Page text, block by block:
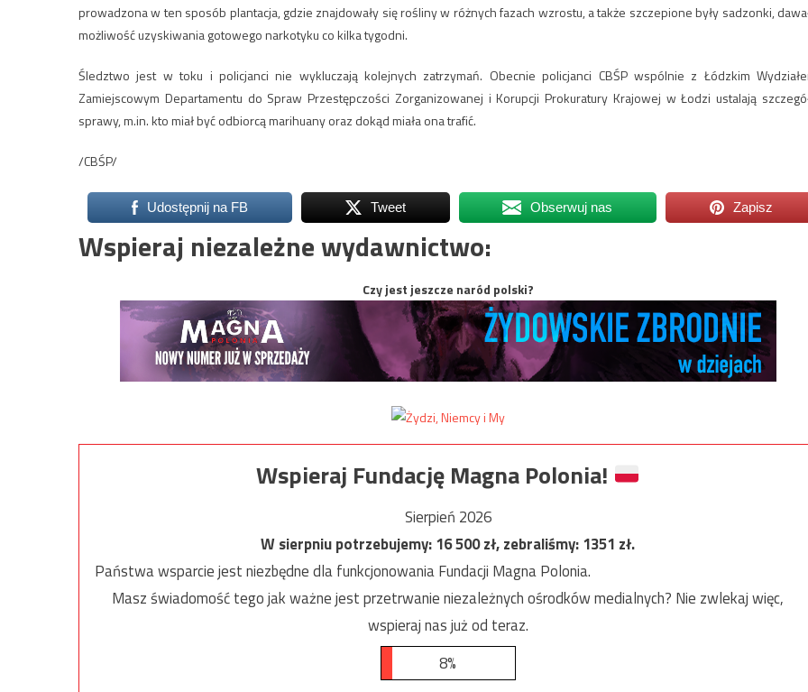
prowadzona w ten sposób plantacja, gdzie znajdowały się rośliny w różnych fazach wzrostu, a także szczepione były sadzonki,
możliwość uzyskiwania gotowego narkotyku co kilka tygodni.
Śledztwo jest w toku i policjanci nie wykluczają kolejnych zatrzymań. Obecnie policjanci CBŚP wspólnie z Łódzkim
Zamiejscowym Departamentu do Spraw Przestępczości Zorganizowanej i Korupcji Prokuratury Krajowej w Łodzi ustalają
sprawy, m.in. kto miał być odbiorcą marihuany oraz dokąd miała ona trafić.
/CBŚP/
Udostępnij na FB Tweet Obserwuj nas Zapisz
Wspieraj niezależne wydawnictwo:
Czy jest jeszcze naród polski?
Wspieraj Fundację Magna Polonia!
Sierpień 2026
W sierpniu potrzebujemy:16 500zł, zebraliśmy:1351 zł.
Państwa wsparcie jest niezbędne dla funkcjonowania Fundacji Magna Polonia.
Masz świadomość tego jak ważne jest przetrwanie niezależnych ośrodków medialnych? Nie zwlekaj więc,
wspieraj nas już od teraz.
8%